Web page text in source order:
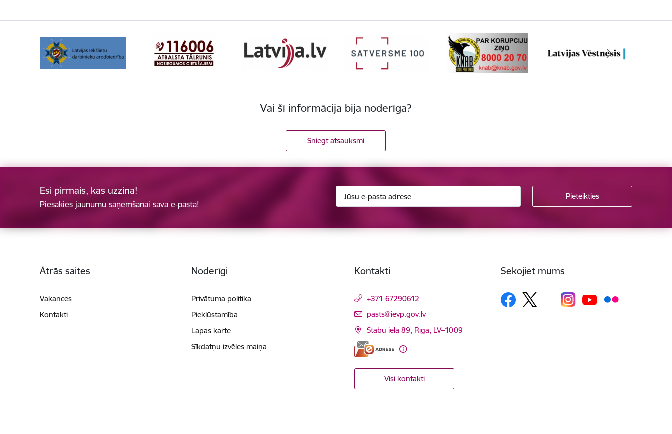
Vai šī informācija bija noderīga?
Sniegt atsauksmi
Esi pirmais, kas uzzina!
Piesakies jaunumu saņemšanai savā e-pastā!
Ātrās saites
Vakances
Kontakti
Noderīgi
Privātuma politika
Piekļūstamība
Lapas karte
Sīkdatņu izvēles maiņa
Kontakti
+371 67290612
E-pasts:
pasts@ievp.gov.lv
Stabu iela 89, Rīga, LV–1009
Visi kontakti
Sekojiet mums